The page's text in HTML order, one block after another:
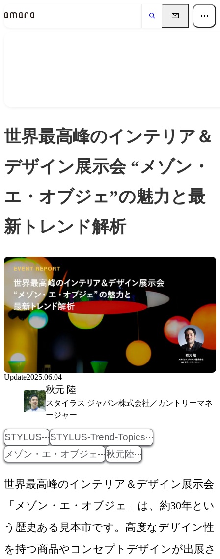
世界最高峰のインテリア＆
デザイン展示会 “メゾン・
エ・オブジェ”の魅力と最
新トレンド解析
Update2025.06.04
秋元 陸
スタイラス ジャパン株式会社／カントリーマネ
ージャー
STYLUS
STYLUS-Trend-Topics
メゾン・エ・オブジェ
秋元陸
世界最高峰のインテリア＆デザイン展示会
「メゾン・エ・オブジェ」は、約30年とい
う歴史ある見本市です。高度なデザイン性
を持つ商品やコンセプトデザインが出展さ